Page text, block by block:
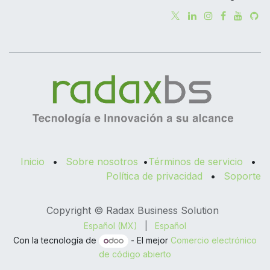
Inicio • Sobre nosotros •Términos de servicio
•
Política de privacidad
• Soporte
Copyright © Radax Business Solution
Español (MX)
Español
Con la tecnología de
- El mejor Comercio electrónico
de código abierto